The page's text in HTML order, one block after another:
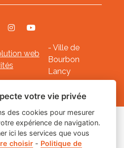
web
- Ville de
Bourbon
Lancy
- Gestion des cookies
labels
votre vie privée
des cookies pour mesurer
expérience de navigation.
ici les services que vous
choisir - Politique de